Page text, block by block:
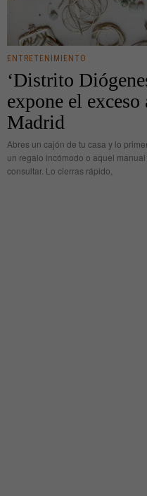
ENTRETENIMIENTO
‘Distrito
expone el
Madrid
Abres un cajón de tu casa y lo
un regalo incómodo o aquel
consultar. Lo cierras rápido,